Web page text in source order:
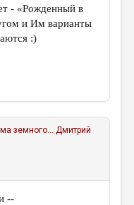
- «Рожденный в
и Им варианты
:)
земного...Дмитрий
--